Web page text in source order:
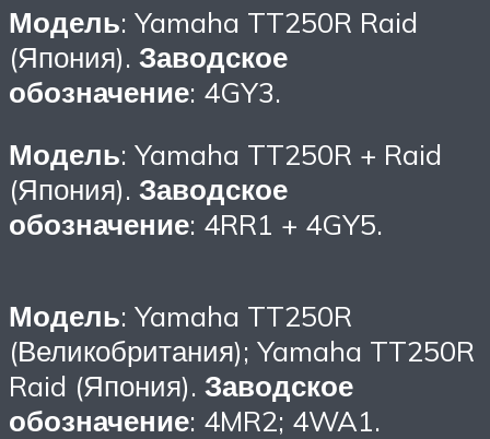
Модель: Yamaha TT250R Raid
(Япония). Заводское
обозначение: 4GY3.
Модель: Yamaha TT250R + Raid
(Япония). Заводское
обозначение: 4RR1 + 4GY5.
Модель: Yamaha TT250R
(Великобритания); Yamaha TT250R
Raid (Япония). Заводское
обозначение: 4MR2; 4WA1.